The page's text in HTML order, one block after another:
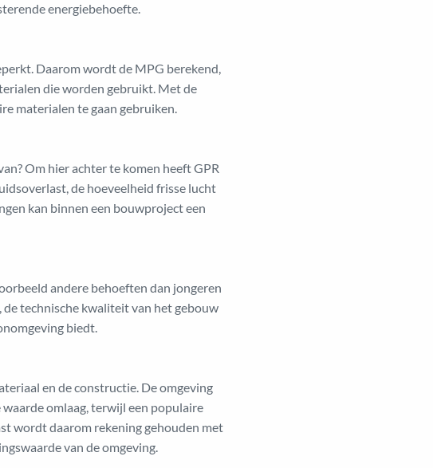
energiebehoefte.
Daarom wordt de MPG berekend,
die worden gebruikt. Met de
materialen te gaan gebruiken.
Om hier achter te komen heeft GPR
de hoeveelheid frisse lucht
kan binnen een bouwproject een
andere behoeften dan jongeren
technische kwaliteit van het gebouw
biedt.
en de constructie. De omgeving
omlaag, terwijl een populaire
wordt daarom rekening gehouden met
van de omgeving.